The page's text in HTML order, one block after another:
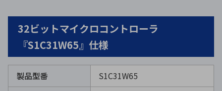
32ビットマイクロコントローラ
『S1C31W65』仕様
製品型番 S1C31W65